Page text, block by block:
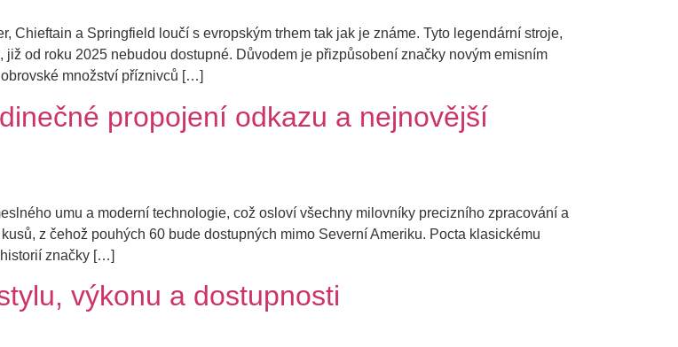
Chieftain a Springfield loučí s evropským trhem tak jak je známe. Tyto legendární stroje,
od roku 2025 nebudou dostupné. Důvodem je přizpůsobení značky novým emisním
množství příznivců […]
propojení odkazu a nejnovější
umu a moderní technologie, což osloví všechny milovníky precizního zpracování a
z čehož pouhých 60 bude dostupných mimo Severní Ameriku. Pocta klasickému
značky […]
výkonu a dostupnosti